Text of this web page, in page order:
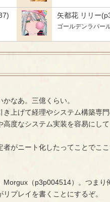
矢都花 リリー
ゴールデンラバー
なあ。三億くらい。
上げて経理やシステム構築専
高度なシステム実装を容易に
がニート化したってことでこ
（p3p004514）。つまり
プレイを書くことにするぞ。